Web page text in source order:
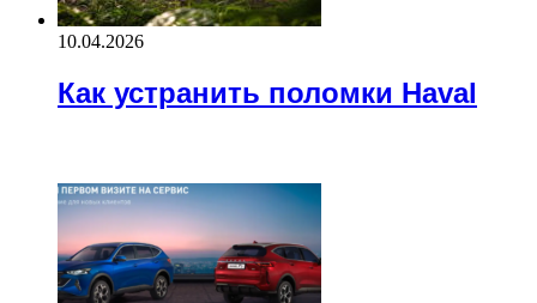
10.04.2026
Как устранить поломки Haval